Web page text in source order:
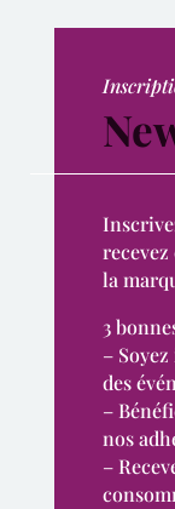
la
3
–
des
–
nos
–